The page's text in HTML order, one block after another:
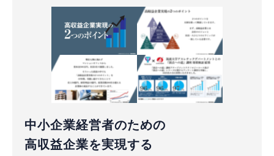
中小企業経営者のための
高収益企業を実現する